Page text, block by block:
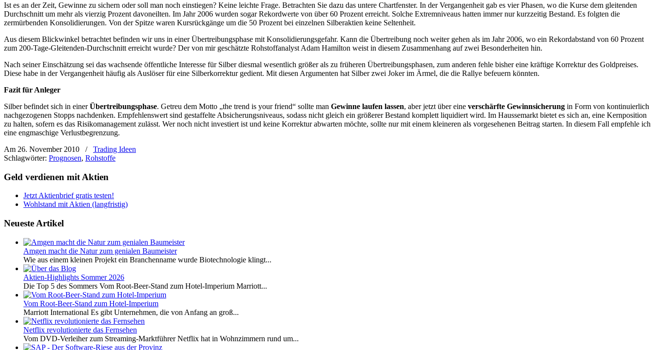
Ist es an der Zeit, Gewinne zu sichern oder soll man noch einstiegen? Keine leichte Frage. Betrachten Sie dazu das untere Chartfenster. In der Vergangenheit gab es vier Phasen, wo die Kurse dem gleitenden
Durchschnitt um mehr als vierzig Prozent davoneilten. Im Jahr 2006 wurden sogar Rekordwerte von über 60 Prozent erreicht. Solche Extremniveaus hatten immer nur kurzzeitig Bestand. Es folgten die
zermürbenden Konsolidierungen. Von der Spitze waren Kursrückgänge um die 50 Prozent bei einzelnen Silberaktien keine Seltenheit.
Aus diesem Blickwinkel betrachtet befinden wir uns in einer Übertreibungsphase mit Konsolidierungsgefahr. Kann die Übertreibung noch weiter gehen als im Jahr 2006, wo ein Rekordabstand von 60 Prozent
zum 200-Tage-Gleitenden-Durchschnitt erreicht wurde? Der von mir geschätzte Rohstoffanalyst Adam Hamilton weist in diesem Zusammenhang auf zwei Besonderheiten hin.
Nach seiner Einschätzung sei das wachsende öffentliche Interesse für Silber diesmal wesentlich größer als zu früheren Übertreibungsphasen, zum anderen fehle bisher eine kräftige Korrektur des Goldpreises.
Diese habe in der Vergangenheit häufig als Auslöser für eine Silberkorrektur gedient. Mit diesen Argumenten hat Silber zwei Joker im Ärmel, die die Rallye befeuern könnten.
Fazit für Anleger
Silber befindet sich in einerÜbertreibungsphase. Getreu dem Motto „the trend is your friend“ sollte man Gewinne laufen lassen, aber jetzt über eine verschärfte Gewinnsicherung in Form von kontinuierlich
nachgezogenen Stopps nachdenken. Empfehlenswert sind gestaffelte Absicherungsniveaus, sodass nicht gleich ein größerer Bestand komplett liquidiert wird. Im Haussemarkt bietet es sich an, eine Kernposition
zu halten, sofern es das Risikomanagement zulässt. Wer noch nicht investiert ist und keine Korrektur abwarten möchte, sollte nur mit einem kleineren als vorgesehenen Beitrag starten. In diesem Fall empfehle ich
eine engmaschige Verlustbegrenzung.
Am 26. November 2010
/
Trading Ideen
Schlagwörter: Prognosen, Rohstoffe
Geld verdienen mit Aktien
Jetzt Aktienbrief gratis testen!
Wohlstand mit Aktien (langfristig)
Neueste Artikel
Amgen macht die Natur zum genialen Baumeister
Wie aus einem kleinen Projekt ein Branchenname wurde Biotechnologie klingt...
Aktien-Highlights Sommer 2026
Die Top 5 des Sommers Vom Root-Beer-Stand zum Hotel-Imperium Marriott...
Vom Root-Beer-Stand zum Hotel-Imperium
Marriott International Es gibt Unternehmen, die von Anfang an groß...
Netflix revolutionierte das Fernsehen
Vom DVD-Verleiher zum Streaming-Marktführer Netflix hat in Wohnzimmern rund um...